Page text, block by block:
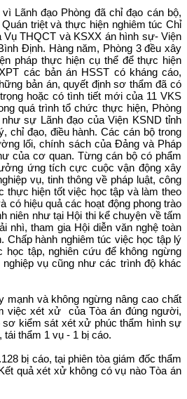
Lãnh đạo Phòng đã chỉ đạo cán bộ,
triệt và thực hiện nghiêm túc Chỉ
THQCT và KSXX án hình sự- Viện
Định. Hàng năm, Phòng 3 đều xây
pháp thực hiện cụ thể để thực hiện
các bản án HSST có kháng cáo,
bản án, quyết định sơ thẩm đã có
hoặc có tình tiết mới của 11 VKS
quá trình tổ chức thực hiện, Phòng
sự Lãnh đạo của Viện KSND tỉnh
chỉ đạo, điều hành. Các cán bộ trong
lối, chính sách của Đảng và Pháp
của cơ quan. Từng cán bộ có phẩm
ứng tích cực cuộc vận động xây
vụ, tinh thông về pháp luật, công
thực hiện tốt việc học tập và làm theo
hiệu quả các hoạt động phong trào
niên như tại Hội thi kể chuyện về tấm
nhì, tham gia Hội diễn văn nghệ toàn
Chấp hành nghiêm túc việc học tập lý
học tập, nghiên cứu để không ngừng
vụ cũng như các trình độ khác
mạnh và không ngừng nâng cao chất
việc xét xử của Tòa án đúng người,
sơ kiểm sát xét xử phúc thẩm hình sự
tái thẩm 1 vụ - 1 bị cáo.
bị cáo, tại phiên tòa giám đốc thẩm
quả xét xử không có vụ nào Tòa án